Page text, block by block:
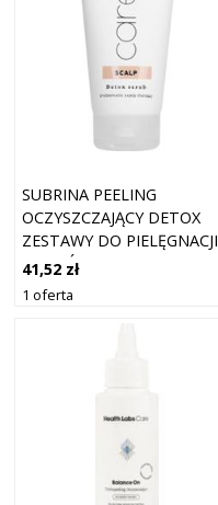
SUBRINA PEELING
OCZYSZCZAJĄCY DETOX
ZESTAWY DO PIELĘGNACJI
WŁOSÓW 150 ML
41,52 zł
1 oferta